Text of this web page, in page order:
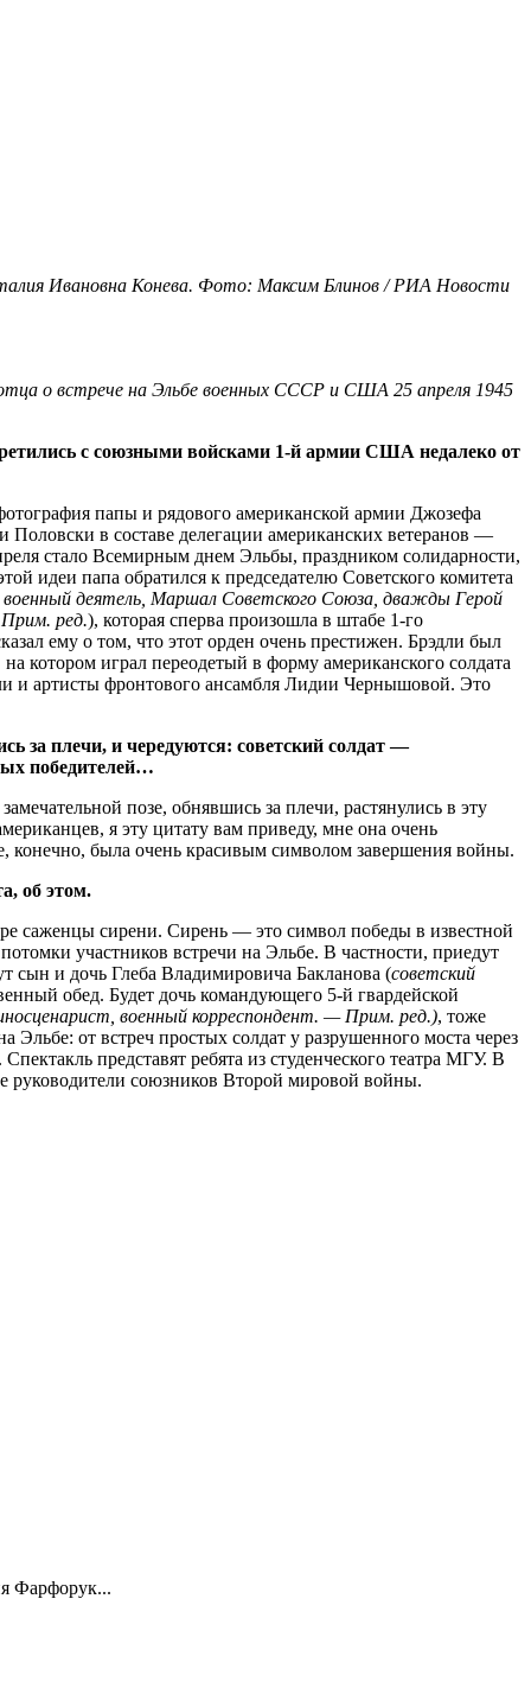
Ивановна Конева. Фото: Максим Блинов / РИА Новости
о встрече на Эльбе военных СССР и США 25 апреля 1945
с союзными войсками 1-й армии США недалеко от
папы и рядового американской армии Джозефа
в составе делегации американских ветеранов —
стало Всемирным днем Эльбы, праздником солидарности,
идеи папа обратился к председателю Советского комитета
деятель, Маршал Советского Союза, дважды Герой
ред.), которая сперва произошла в штабе 1-го
ему о том, что этот орден очень престижен. Брэдли был
котором играл переодетый в форму американского солдата
и артисты фронтового ансамбля Лидии Чернышовой. Это
за плечи, и чередуются: советский солдат —
победителей…
позе, обнявшись за плечи, растянулись в эту
я эту цитату вам приведу, мне она очень
конечно, была очень красивым символом завершения войны.
об этом.
саженцы сирени. Сирень — это символ победы в известной
участников встречи на Эльбе. В частности, приедут
сын и дочь Глеба Владимировича Бакланова (советский
обед. Будет дочь командующего 5-й гвардейской
военный корреспондент. — Прим. ред.), тоже
от встреч простых солдат у разрушенного моста через
представят ребята из студенческого театра МГУ. В
руководители союзников Второй мировой войны.
Фарфорук...